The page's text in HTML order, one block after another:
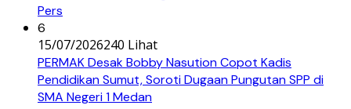
Pers
6
15/07/2026240 Lihat
PERMAK Desak Bobby Nasution Copot Kadis
Pendidikan Sumut, Soroti Dugaan Pungutan SPP di
SMA Negeri 1 Medan